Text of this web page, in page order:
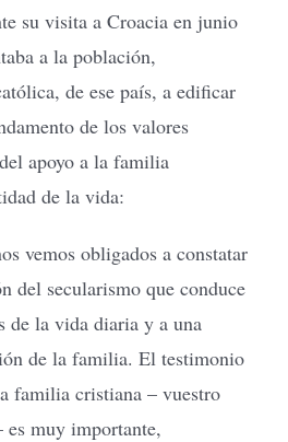
su visita a Croacia en junio
a la población,
de ese país, a edificar
de los valores
apoyo a la familia
de la vida:
vemos obligados a constatar
del secularismo que conduce
de la vida diaria y a una
de la familia. El testimonio
familia cristiana – vuestro
muy importante,